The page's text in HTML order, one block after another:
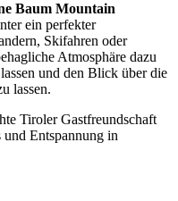
Baum Mountain
ein perfekter
Skifahren oder
Atmosphäre dazu
und den Blick über die
lassen.
Tiroler Gastfreundschaft
Entspannung in